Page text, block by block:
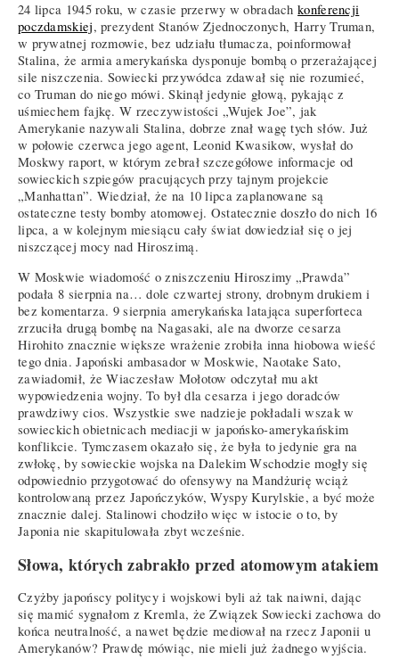
24 lipca 1945 roku, w czasie przerwy w obradachkonferencji
poczdamskiej, prezydent Stanów Zjednoczonych, Harry Truman,
w prywatnej rozmowie, bez udziału tłumacza, poinformował
Stalina, że armia amerykańska dysponuje bombą o przerażającej
sile niszczenia. Sowiecki przywódca zdawał się nie rozumieć,
co Truman do niego mówi. Skinął jedynie głową, pykając z
uśmiechem fajkę. W rzeczywistości „Wujek Joe”, jak
Amerykanie nazywali Stalina, dobrze znał wagę tych słów. Już
w połowie czerwca jego agent, Leonid Kwasikow, wysłał do
Moskwy raport, w którym zebrał szczegółowe informacje od
sowieckich szpiegów pracujących przy tajnym projekcie
„Manhattan”. Wiedział, że na 10 lipca zaplanowane są
ostateczne testy bomby atomowej. Ostatecznie doszło do nich 16
lipca, a w kolejnym miesiącu cały świat dowiedział się o jej
niszczącej mocy nad Hiroszimą.
W Moskwie wiadomość o zniszczeniu Hiroszimy „Prawda”
podała 8 sierpnia na… dole czwartej strony, drobnym drukiem i
bez komentarza. 9 sierpnia amerykańska latająca superforteca
zrzuciła drugą bombę na Nagasaki, ale na dworze cesarza
Hirohito znacznie większe wrażenie zrobiła inna hiobowa wieść
tego dnia. Japoński ambasador w Moskwie, Naotake Sato,
zawiadomił, że Wiaczesław Mołotow odczytał mu akt
wypowiedzenia wojny. To był dla cesarza i jego doradców
prawdziwy cios. Wszystkie swe nadzieje pokładali wszak w
sowieckich obietnicach mediacji w japońsko-amerykańskim
konflikcie. Tymczasem okazało się, że była to jedynie gra na
zwłokę, by sowieckie wojska na Dalekim Wschodzie mogły się
odpowiednio przygotować do ofensywy na Mandżurię wciąż
kontrolowaną przez Japończyków, Wyspy Kurylskie, a być może
znacznie dalej. Stalinowi chodziło więc w istocie o to, by
Japonia nie skapitulowała zbyt wcześnie.
Słowa, których zabrakło przed atomowym atakiem
Czyżby japońscy politycy i wojskowi byli aż tak naiwni, dając
się mamić sygnałom z Kremla, że Związek Sowiecki zachowa do
końca neutralność, a nawet będzie mediował na rzecz Japonii u
Amerykanów? Prawdę mówiąc, nie mieli już żadnego wyjścia.